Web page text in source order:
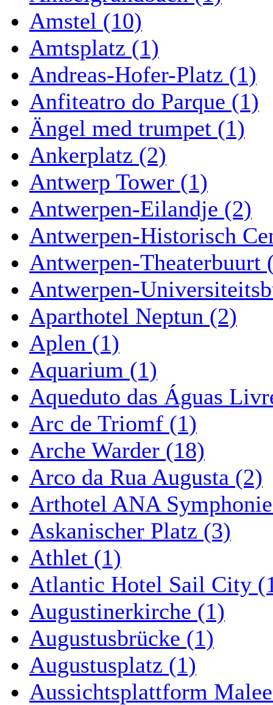
Amstel (10)
Amtsplatz (1)
Andreas-Hofer-Platz (1)
Anfiteatro do Parque (1)
Ängel med trumpet (1)
Ankerplatz (2)
Antwerp Tower (1)
Antwerpen-Eilandje (2)
Antwerpen-Historisch
Antwerpen-Theaterbuurt
Antwerpen-
Aparthotel Neptun (2)
Aplen (1)
Aquarium (1)
Aqueduto das Águas
Arc de Triomf (1)
Arche Warder (18)
Arco da Rua Augusta (2)
Arthotel ANA
Askanischer Platz (3)
Athlet (1)
Atlantic Hotel Sail City
Augustinerkirche (1)
Augustusbrücke (1)
Augustusplatz (1)
Aussichtsplattform